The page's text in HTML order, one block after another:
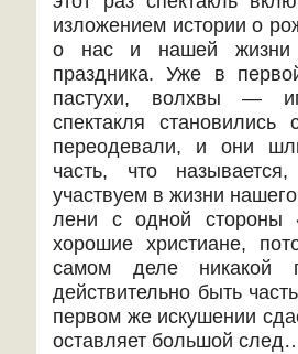
изложением истории о
о нас и нашей жизни
праздника. Уже в
пастухи, волхвы —
спектакля
переодевали, и они
часть, что
участвуем в жизни
лени с одной стороны
хорошие христиане,
самом деле никакой
действительно быть
первом же искушении
оставляет большой